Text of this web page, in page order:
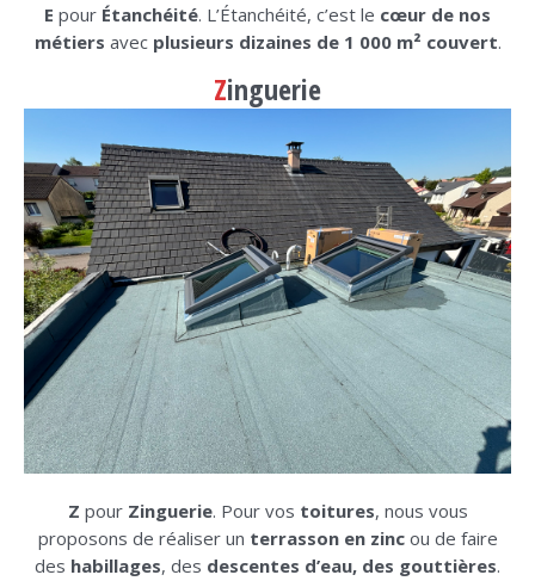
E pour Étanchéité. L’Étanchéité, c’est le cœur de nos
métiers avec plusieurs dizaines de 1 000 m² couvert.
Zinguerie
Z pour Zinguerie. Pour vos toitures, nous vous
proposons de réaliser un terrasson en zincou de faire
des habillages, des descentes d’eau, des gouttières.